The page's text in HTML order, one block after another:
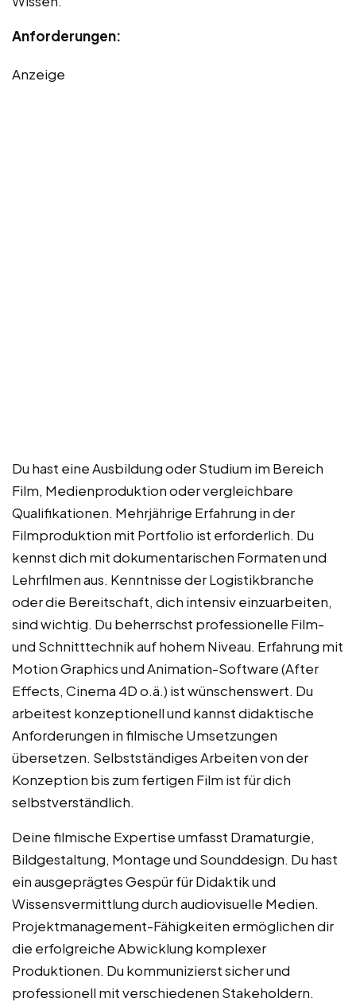
Anforderungen:
Anzeige
Du hast eine Ausbildung oder Studium im Bereich
Film, Medienproduktion oder vergleichbare
Qualifikationen. Mehrjährige Erfahrung in der
Filmproduktion mit Portfolio ist erforderlich. Du
kennst dich mit dokumentarischen Formaten und
Lehrfilmen aus. Kenntnisse der Logistikbranche
oder die Bereitschaft, dich intensiv einzuarbeiten,
sind wichtig. Du beherrschst professionelle Film-
und Schnitttechnik auf hohem Niveau. Erfahrung mit
Motion Graphics und Animation-Software (After
Effects, Cinema 4D o.ä.) ist wünschenswert. Du
arbeitest konzeptionell und kannst didaktische
Anforderungen in filmische Umsetzungen
übersetzen. Selbstständiges Arbeiten von der
Konzeption bis zum fertigen Film ist für dich
selbstverständlich.
Deine filmische Expertise umfasst Dramaturgie,
Bildgestaltung, Montage und Sounddesign. Du hast
ein ausgeprägtes Gespür für Didaktik und
Wissensvermittlung durch audiovisuelle Medien.
Projektmanagement-Fähigkeiten ermöglichen dir
die erfolgreiche Abwicklung komplexer
Produktionen. Du kommunizierst sicher und
professionell mit verschiedenen Stakeholdern.